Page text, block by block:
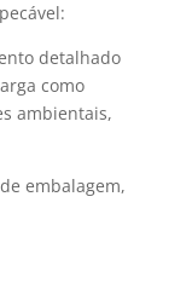
detalhado
como
ambientais,
embalagem,